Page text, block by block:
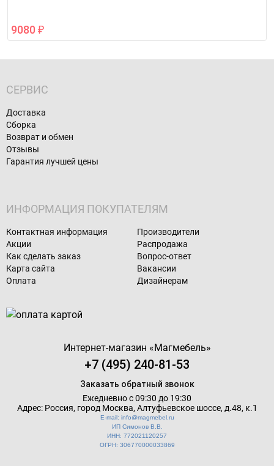
9080 ₽
СЕРВИС
Доставка
Сборка
Возврат и обмен
Отзывы
Гарантия лучшей цены
ИНФОРМАЦИЯ ПОКУПАТЕЛЯМ
Контактная информация
Производители
Акции
Распродажа
Как сделать заказ
Вопрос-ответ
Карта сайта
Вакансии
Оплата
Дизайнерам
Интернет-магазин «Магмебель»
+7 (495) 240-81-53
Заказать обратный звонок
Ежедневно с 09:30 до 19:30
Адрес: Россия, город Москва, Алтуфьевское шоссе, д.48, к.1
E-mail: info@magmebel.ru
ИП Симонов В.В.
ИНН: 772021120257
ОГРН: 306770000033869